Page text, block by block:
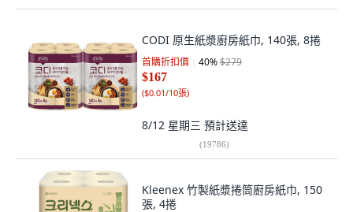
CODI 原生紙漿廚房紙巾, 140張, 8捲
首購折扣價 40%$279
$167
($0.01/10張)
8/12 星期三 預計送達
(19786)
Kleenex 竹製紙漿捲筒廚房紙巾, 150
張, 4捲